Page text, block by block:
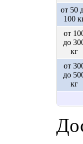
от 50
100
от
до
кг
от
до
кг